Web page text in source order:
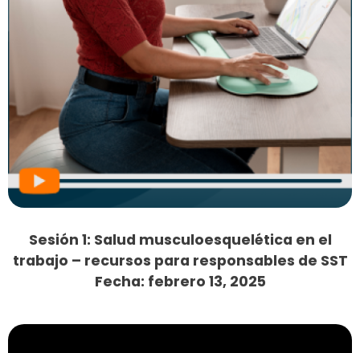
Sesión 1: Salud musculoesquelética en el
trabajo – recursos para responsables de SST
Fecha: febrero 13, 2025